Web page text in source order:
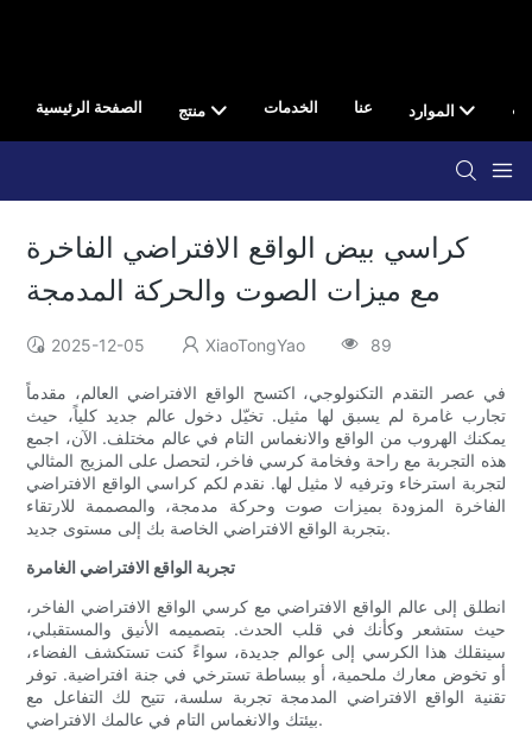
الصفحة الرئيسية منتج الخدمات عنا الموارد
كراسي بيض الواقع الافتراضي الفاخرة
مع ميزات الصوت والحركة المدمجة
2025-12-05 XiaoTongYao 89
في عصر التقدم التكنولوجي، اكتسح الواقع الافتراضي العالم، مقدماً
تجارب غامرة لم يسبق لها مثيل. تخيّل دخول عالم جديد كلياً، حيث
يمكنك الهروب من الواقع والانغماس التام في عالم مختلف. الآن، اجمع
هذه التجربة مع راحة وفخامة كرسي فاخر، لتحصل على المزيج المثالي
لتجربة استرخاء وترفيه لا مثيل لها. نقدم لكم كراسي الواقع الافتراضي
الفاخرة المزودة بميزات صوت وحركة مدمجة، والمصممة للارتقاء
بتجربة الواقع الافتراضي الخاصة بك إلى مستوى جديد.
تجربة الواقع الافتراضي الغامرة
انطلق إلى عالم الواقع الافتراضي مع كرسي الواقع الافتراضي الفاخر،
حيث ستشعر وكأنك في قلب الحدث. بتصميمه الأنيق والمستقبلي،
سينقلك هذا الكرسي إلى عوالم جديدة، سواءً كنت تستكشف الفضاء،
أو تخوض معارك ملحمية، أو ببساطة تسترخي في جنة افتراضية. توفر
تقنية الواقع الافتراضي المدمجة تجربة سلسة، تتيح لك التفاعل مع
بيئتك والانغماس التام في عالمك الافتراضي.